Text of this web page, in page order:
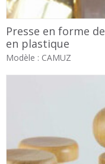
Presse en forme
en plastique
Modèle : CAMUZ